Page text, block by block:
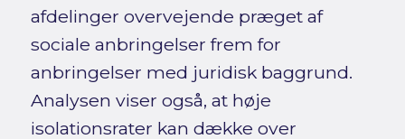
afdelinger overvejende præget af
sociale anbringelser frem for
anbringelser med juridisk baggrund.
Analysen viser også, at høje
isolationsrater kan dække over